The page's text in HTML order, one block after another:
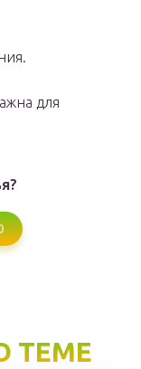
для
ТЕМЕ